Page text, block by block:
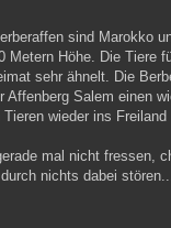
sind Marokko
Metern Höhe. Die Tiere
sehr ähnelt. Die
Affenberg Salem einen
wieder ins
mal nicht fressen,
nichts dabei stören...